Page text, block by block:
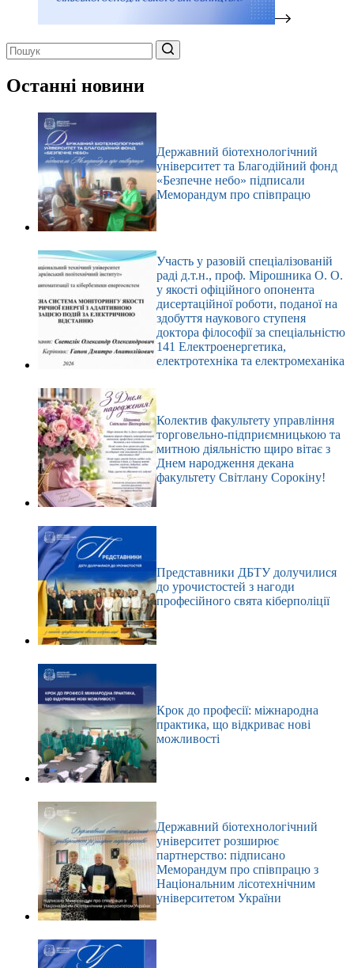
результатів
Останні новини
Державний біотехнологічний
університет та Благодійний фонд
«Безпечне небо» підписали
Меморандум про співпрацю
Участь у разовій спеціалізованій
раді д.т.н., проф. Мірошника О. О.
у якості офіційного опонента
дисертаційної роботи, поданої на
здобуття наукового ступеня
доктора філософії за спеціальністю
141 Електроенергетика,
електротехніка та електромеханіка
Колектив факультету управління
торговельно-підприємницькою та
митною діяльністю щиро вітає з
Днем народження декана
факультету Світлану Сорокіну!
Представники ДБТУ долучилися
до урочистостей з нагоди
професійного свята кіберполіції
Крок до професії: міжнародна
практика, що відкриває нові
можливості
Державний біотехнологічний
університет розширює
партнерство: підписано
Меморандум про співпрацю з
Національним лісотехнічним
університетом України